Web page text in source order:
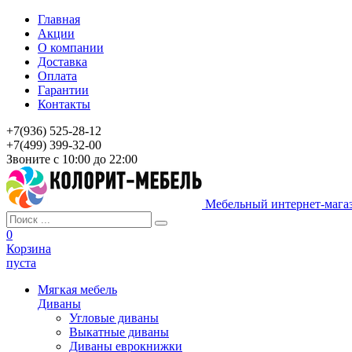
Главная
Акции
О компании
Доставка
Оплата
Гарантии
Контакты
+7(936) 525-28-12
+7(499) 399-32-00
Звоните с 10:00 до 22:00
Мебельный интернет-
0
Корзина
пуста
Мягкая мебель
Диваны
Угловые диваны
Выкатные диваны
Диваны еврокнижки